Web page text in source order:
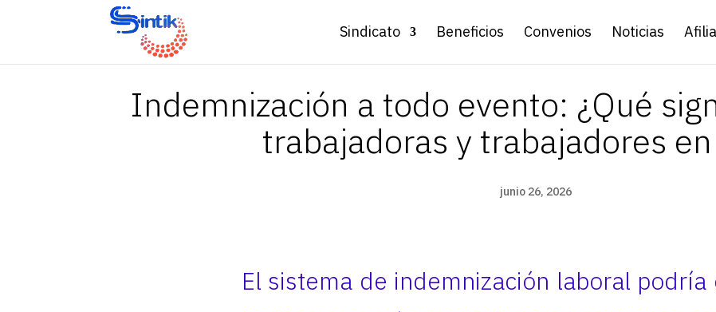
Sindicato Beneficios Convenios Noticias
Indemnización a todo evento: ¿Qué
trabajadoras y trabajadores
junio 26, 2026
El sistema de indemnización laboral podría